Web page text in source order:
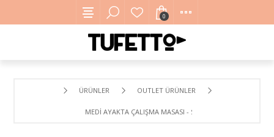
0
ÜRÜNLER OUTLET ÜRÜNLER
MEDI AYAKTA ÇALIŞMA MASASI - SAMPLE SALE